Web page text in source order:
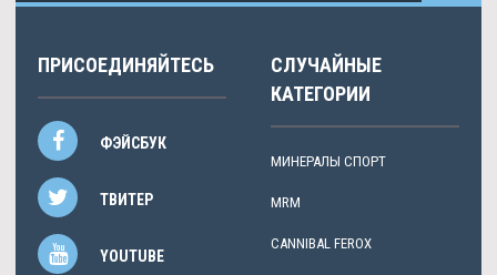
ПРИСОЕДИНЯЙТЕСЬ
ФЭЙСБУК
ТВИТЕР
YOUTUBE
СЛУЧАЙНЫЕ
КАТЕГОРИИ
МИНЕРАЛЫ СПОРТ
MRM
CANNIBAL FEROX